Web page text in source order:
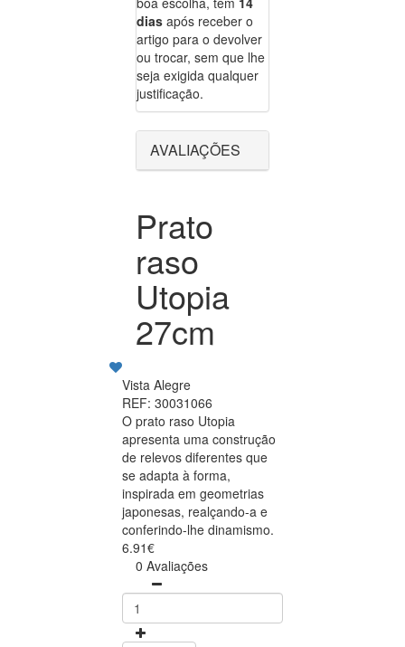
dias após receber o
artigo para o devolver
ou trocar, sem que lhe
seja exigida qualquer
justificação.
AVALIAÇÕES
Prato
raso
Utopia
27cm
Vista Alegre
REF: 30031066
O prato raso Utopia
apresenta uma construção
de relevos diferentes que
se adapta à forma,
inspirada em geometrias
japonesas, realçando-a e
conferindo-lhe dinamismo.
6.91€
0 Avaliações